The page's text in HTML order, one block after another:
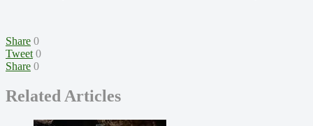
Share 0
Tweet 0
Share 0
Related Articles